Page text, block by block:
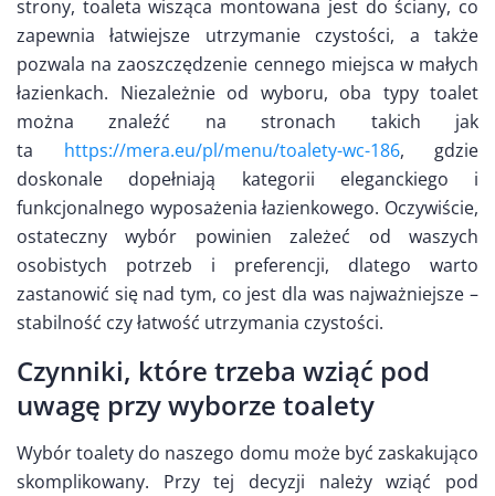
strony, toaleta wisząca montowana jest do ściany, co
zapewnia łatwiejsze utrzymanie czystości, a także
pozwala na zaoszczędzenie cennego miejsca w małych
łazienkach. Niezależnie od wyboru, oba typy toalet
można znaleźć na stronach takich jak
ta https://mera.eu/pl/menu/toalety-wc-186, gdzie
doskonale dopełniają kategorii eleganckiego i
funkcjonalnego wyposażenia łazienkowego. Oczywiście,
ostateczny wybór powinien zależeć od waszych
osobistych potrzeb i preferencji, dlatego warto
zastanowić się nad tym, co jest dla was najważniejsze –
stabilność czy łatwość utrzymania czystości.
Czynniki, które trzeba wziąć pod
uwagę przy wyborze toalety
Wybór toalety do naszego domu może być zaskakująco
skomplikowany. Przy tej decyzji należy wziąć pod